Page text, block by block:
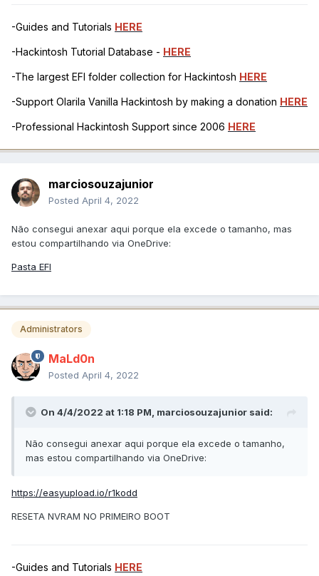
-Guides and Tutorials HERE
-Hackintosh Tutorial Database - HERE
-The largest EFI folder collection for Hackintosh HERE
-Support Olarila Vanilla Hackintosh by making a donation HERE
-Professional Hackintosh Support since 2006 HERE
marciosouzajunior
Posted April 4, 2022
Não consegui anexar aqui porque ela excede o tamanho, mas
estou compartilhando via OneDrive:
Pasta EFI
Administrators
MaLd0n
Posted April 4, 2022
On 4/4/2022 at 1:18 PM, marciosouzajunior said:
Não consegui anexar aqui porque ela excede o tamanho,
mas estou compartilhando via OneDrive:
https://easyupload.io/r1kodd
RESETA NVRAM NO PRIMEIRO BOOT
-Guides and Tutorials HERE